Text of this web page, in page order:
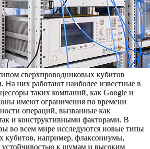
сверхпроводниковых кубитов
На них работают наиболее известные в
таких компаний, как Google и
имеют ограничения по времени
операций, вызванные как
и конструктивными факторами. В
во всем мире исследуются новые типы
кубитов, например, флаксониумы,
устойчивостью к шумам и высоким